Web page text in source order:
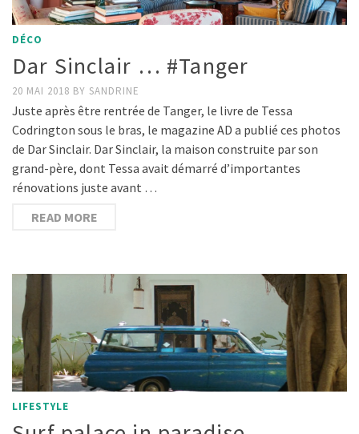
DÉCO
Dar Sinclair … #Tanger
20 MAI 2018 BY SANDRINE
Juste après être rentrée de Tanger, le livre de Tessa
Codrington sous le bras, le magazine AD a publié ces photos
de Dar Sinclair. Dar Sinclair, la maison construite par son
grand-père, dont Tessa avait démarré d’importantes
rénovations juste avant …
READ MORE
LIFESTYLE